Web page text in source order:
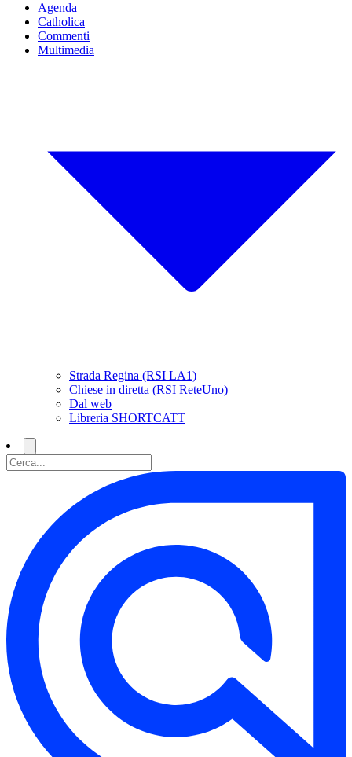
Agenda
Catholica
Commenti
Multimedia
Strada Regina (RSI LA1)
Chiese in diretta (RSI ReteUno)
Dal web
Libreria SHORTCATT